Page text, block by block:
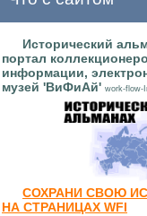
Исторический
портал
информации,
музей 'ВиФиАй' work-flow-
СОХРАНИ СВОЮ
НА СТРАНИЦАХ WFI